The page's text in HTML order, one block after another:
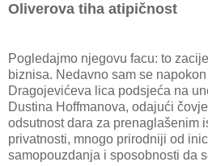
Oliverova tiha atipičnost
Pogledajmo njegovu facu: to
biznisa. Nedavno sam se
Dragojevićeva lica podsjeća na
Dustina Hoffmanova, odajući
odsutnost dara za prenaglašenim
privatnosti, mnogo prirodniji od
samopouzdanja i sposobnosti da